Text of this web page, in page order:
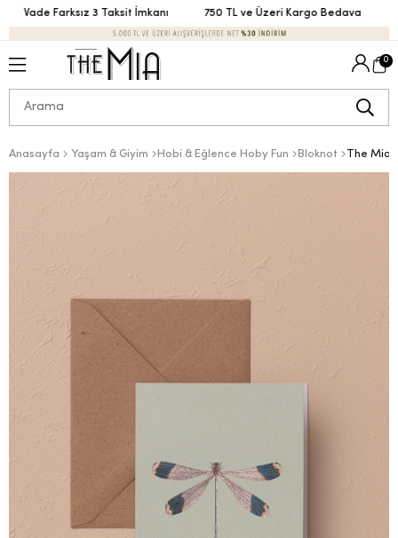
Vade Farksız 3 Taksit İmkanı 750 TL ve Üzeri Kargo Bedava
0
Anasayfa Yaşam & Giyim Hobi & Eğlence Hoby Fun Bloknot The Mia